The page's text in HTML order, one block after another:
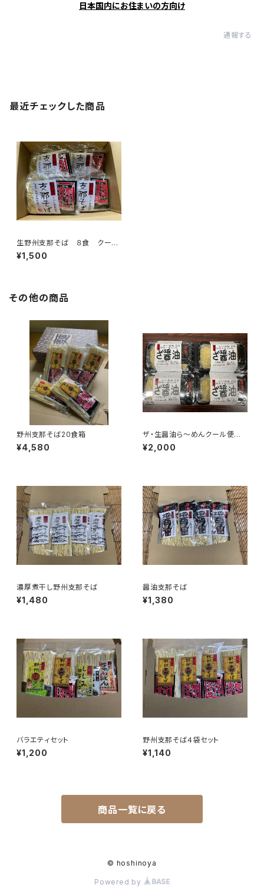
日本国内にお住まいの方向け
通報する
最近チェックした商品
生野州支那そば ８食 クール
便発送 賞味期限 発送日より
冷蔵１４日になります。
¥1,500
その他の商品
野州支那そば20食箱
¥4,580
ザ・生醤油ら〜めんクール便 4
パック 8食
¥2,000
濃厚煮干し野州支那そば
¥1,480
醤油支那そば
¥1,380
バラエティセット
¥1,200
野州支那そば４袋セット
¥1,140
商品一覧に戻る
© hoshinoya
Powered by